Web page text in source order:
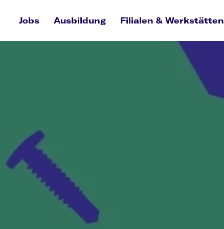
Jobs Ausbildung Filialen & Werkstätten